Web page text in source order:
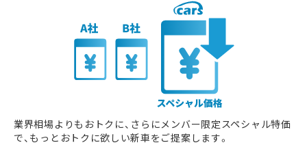
業界相場よりもおトクに、さらにメンバー限定スペシャル特価
で、もっとおトクに欲しい新車をご提案します。